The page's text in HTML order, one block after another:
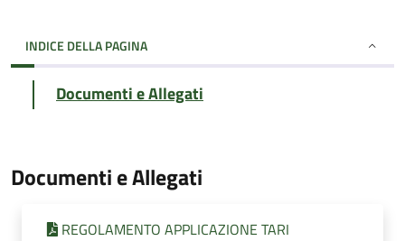
INDICE DELLA PAGINA
Documenti e Allegati
Documenti e Allegati
REGOLAMENTO APPLICAZIONE TARI